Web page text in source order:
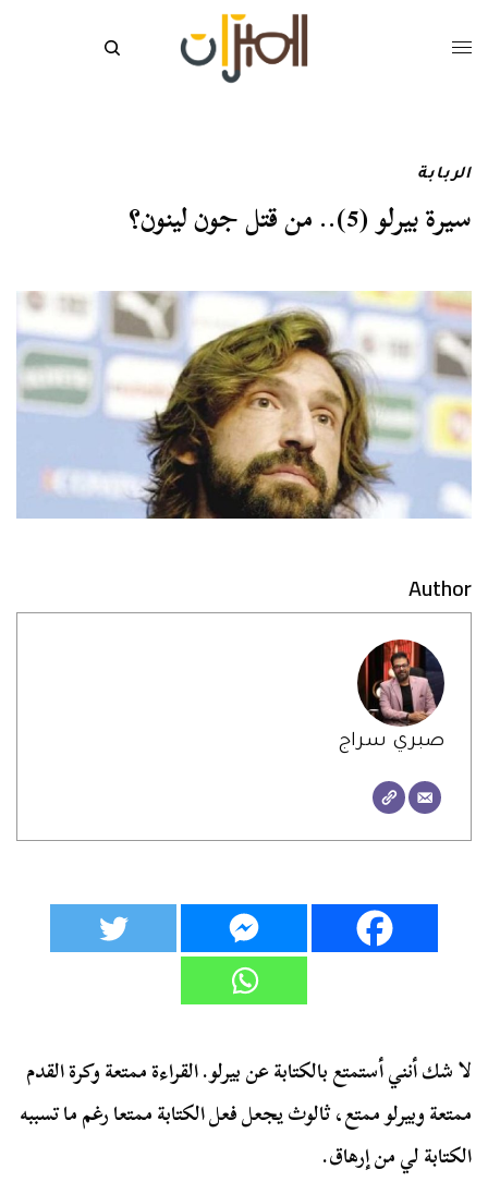
الربابة
سيرة بيرلو (5).. من قتل جون لينون؟
Author
صبري سراج
لا شك أنني أستمتع بالكتابة عن بيرلو. القراءة ممتعة وكرة القدم
ممتعة وبيرلو ممتع، ثالوث يجعل فعل الكتابة ممتعا رغم ما تسببه
الكتابة لي من إرهاق.